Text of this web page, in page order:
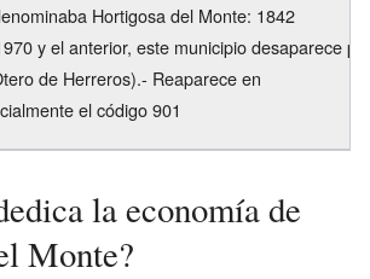
Hortigosa del Monte: 1842
y el anterior, este municipio desaparece
de Herreros).- Reaparece en
el código 901
la economía de
Monte?